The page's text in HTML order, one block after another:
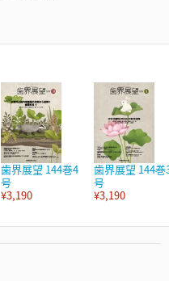
歯界展望 144巻4
号
¥3,190
歯界展望 144巻
号
¥3,190